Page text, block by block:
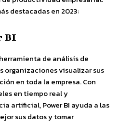
destacadas en 2023:
BI
de análisis de
organizaciones visualizar sus
en toda la empresa. Con
en tiempo real y
artificial, Power BI ayuda a las
sus datos y tomar